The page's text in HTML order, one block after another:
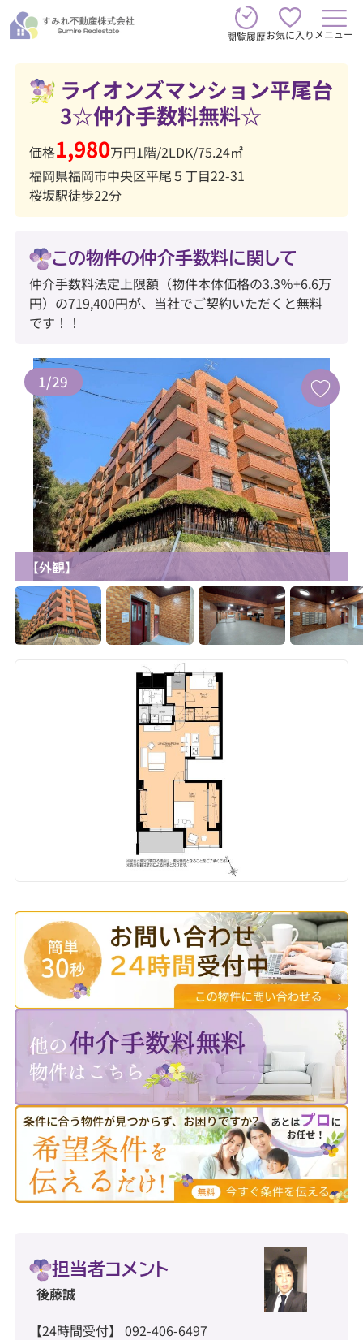
閲覧履歴お気に入り メニュー
ライオンズマンション平尾台
3☆仲介手数料無料☆
価格1,980万円1階/2LDK/75.24㎡
福岡県福岡市中央区平尾５丁目22-31
桜坂駅徒歩22分
この物件の仲介手数料に関して
仲介手数料法定上限額（物件本体価格の3.3％+6.6万
円）の719,400円が、当社でご契約いただくと無料
です！！
お気に入り追加
1/29
【外観】
担当者コメント
後藤誠
【24時間受付】 092-406-6497